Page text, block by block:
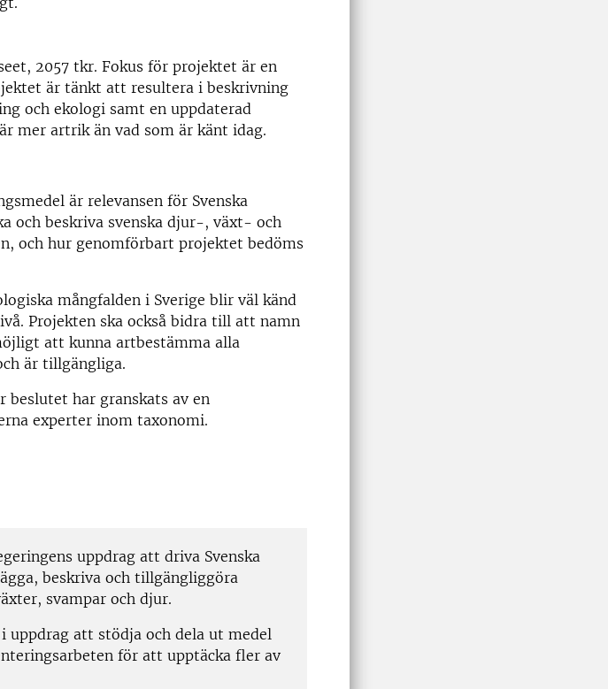
2057 tkr. Fokus för projektet är en
är tänkt att resultera i beskrivning
och ekologi samt en uppdaterad
mer artrik än vad som är känt idag.
är relevansen för Svenska
och beskriva svenska djur-, växt- och
och hur genomförbart projektet bedöms
mångfalden i Sverige blir väl känd
Projekten ska också bidra till att namn
att kunna artbestämma alla
är tillgängliga.
har granskats av en
experter inom taxonomi.
uppdrag att driva Svenska
beskriva och tillgängliggöra
svampar och djur.
uppdrag att stödja och dela ut medel
för att upptäcka fler av